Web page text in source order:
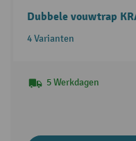
Dubbele vouwtrap
4 Varianten
5 Werkdagen